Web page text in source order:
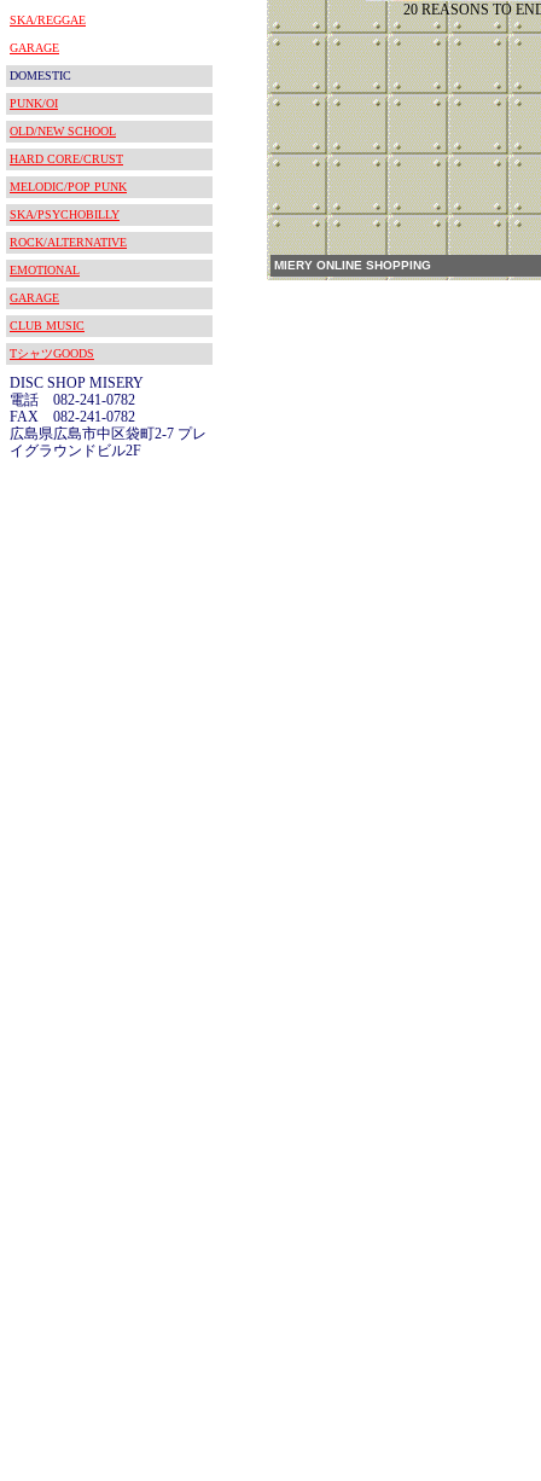
SKA/REGGAE
GARAGE
DOMESTIC
PUNK/OI
OLD/NEW SCHOOL
HARD CORE/CRUST
MELODIC/POP PUNK
SKA/PSYCHOBILLY
ROCK/ALTERNATIVE
EMOTIONAL
GARAGE
CLUB MUSIC
TシャツGOODS
DISC SHOP MISERY
電話 082-241-0782
FAX 082-241-0782
広島県広島市中区袋町2-7 プレ
イグラウンドビル2F
20 REASONS TO
MIERY ONLINE SHOPPING